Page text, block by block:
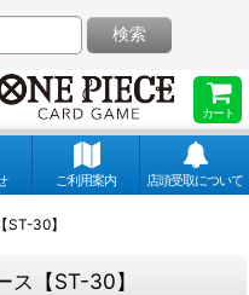
カート
検索
ご利用案内 店頭受取について
ST-30】
ス【ST-30】